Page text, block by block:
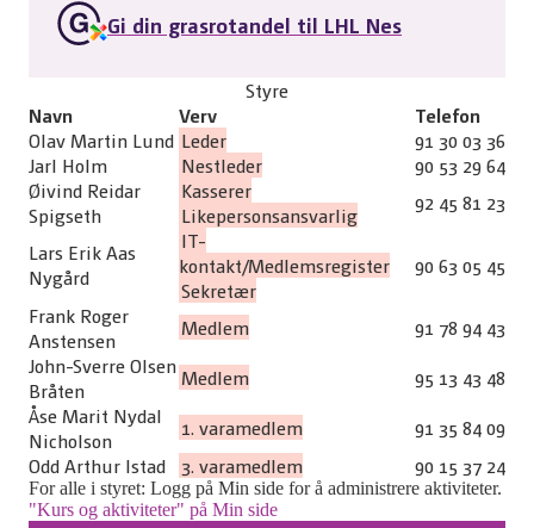
Gi din grasrotandel til LHL Nes
Styre
Navn
Verv
Telefon
Olav Martin Lund Leder
91 30 03 36
Jarl Holm
Nestleder
90 53 29 64
Øivind Reidar
Spigseth
Kasserer
Likepersonsansvarlig
92 45 81 23
Lars Erik Aas
Nygård
IT-
kontakt/Medlemsregister
Sekretær
90 63 05 45
Frank Roger
Anstensen
Medlem
91 78 94 43
John-Sverre Olsen
Bråten
Medlem
95 13 43 48
Åse Marit Nydal
Nicholson
1. varamedlem
91 35 84 09
Odd Arthur Istad
3. varamedlem 90 15 37 24
For alle i styret: Logg på Min side for å administrere aktiviteter.
"Kurs og aktiviteter" på Min side